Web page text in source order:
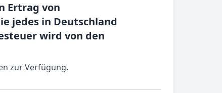
Ertrag von
jedes in Deutschland
wird von den
zur Verfügung.